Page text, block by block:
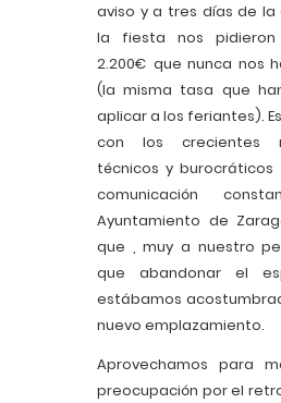
aviso y a tres días de la
la fiesta nos
2.200€ que nunca nos
(la misma tasa que
aplicar a los feriantes).
con los crecientes
técnicos y
comunicación
Ayuntamiento de
que , muy a nuestro
que abandonar el
estábamos
nuevo emplazamiento.
Aprovechamos para
preocupación por el